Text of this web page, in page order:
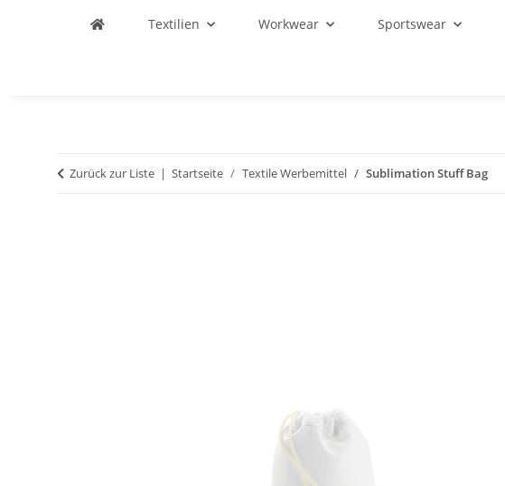
Textilien Workwear Sportswear
Zurück zur Liste Startseite Textile Werbemittel Sublimation Stuff Bag